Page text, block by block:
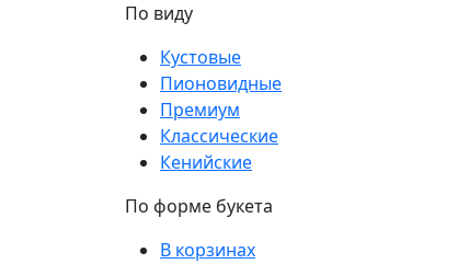
По виду
Кустовые
Пионовидные
Премиум
Классические
Кенийские
По форме букета
В корзинах